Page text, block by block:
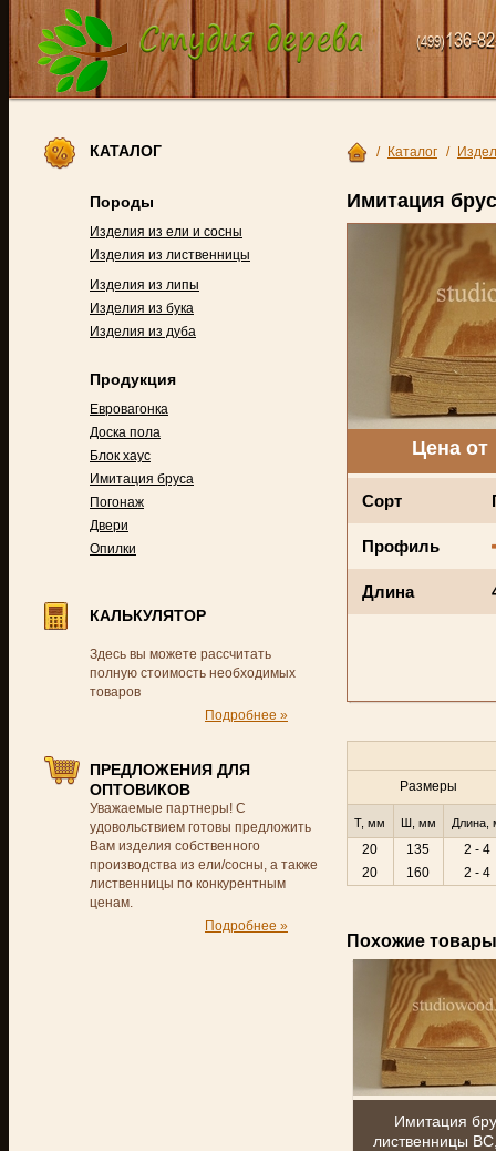
(499)136-
КАТАЛОГ
Породы
Изделия из ели и сосны
Изделия из лиственницы
Изделия из липы
Изделия из бука
Изделия из дуба
Продукция
Евровагонка
Доска пола
Блок хаус
Имитация бруса
Погонаж
Двери
Опилки
КАЛЬКУЛЯТОР
Здесь вы можете рассчитать
полную стоимость необходимых
товаров
Подробнее »
ПРЕДЛОЖЕНИЯ ДЛЯ
ОПТОВИКОВ
Уважаемые партнеры! С
удовольствием готовы предложить
Вам изделия собственного
производства из ели/сосны, а также
лиственницы по конкурентным
ценам.
Подробнее »
/ Каталог /
Имитация
Цена от
Сорт
Профиль
Длина
Размеры
Т, мм Ш, мм Длина,
20 135
2 - 4
20
160 2 - 4
Похожие товары
Имитация
лиственницы